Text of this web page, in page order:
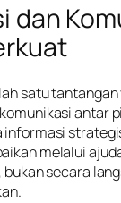
dan
satu
antar
informasi
melalui
secara